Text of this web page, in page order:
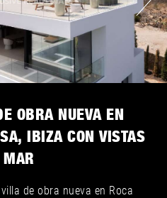
OBRA NUEVA EN
IBIZA CON VISTAS
MAR
de obra nueva en Roca